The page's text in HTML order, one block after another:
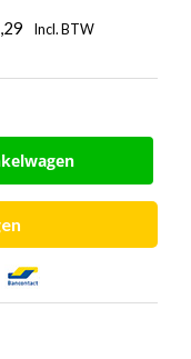
Incl. BTW